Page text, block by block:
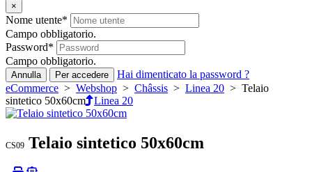
×
Nome utente*
Campo obbligatorio.
Password*
Campo obbligatorio.
Annulla Per accedere
Hai dimenticato la password ?
eCommerce > Webshop > Châssis > Linea 20 > Telaio
sintetico 50x60cm
Linea 20
CS09 Telaio sintetico 50x60cm